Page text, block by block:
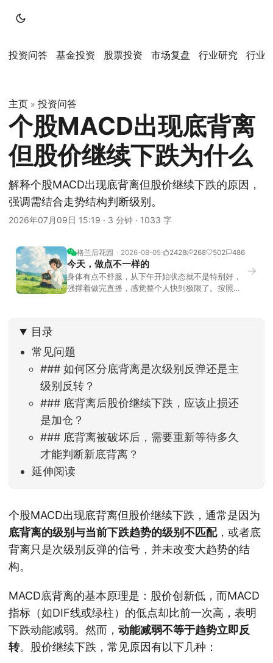
投资问答 基金投资 股票投资 市场复盘 行业研究 行业
主页 » 投资问答
个股MACD出现底背离
但股价继续下跌为什么
解释个股MACD出现底背离但股价继续下跌的原因，
强调需结合走势结构判断级别。
2026年07月09日 15:19 · 3 分钟 · 1033 字
格兰后花园 2026-08-05 2428 268 502 486
今天，做点不一样的
身体有点不舒服，从下午开始状态就不是特别好，
强撑着做完直播，感觉整个人快到极限了。按照平
问的，可以给他点个赞。晚些时候，我会按点赞数
量挑选5个比较
→
目录
常见问题
### 如何区分底背离是次级别反弹还是主
级别反转？
### 底背离后股价继续下跌，应该止损还
是加仓？
### 底背离被破坏后，需要重新等待多久
才能判断新底背离？
延伸阅读
个股MACD出现底背离但股价继续下跌，通常是因为
底背离的级别与当前下跌趋势的级别不匹配，或者底
背离只是次级别反弹的信号，并未改变大趋势的结
构。
MACD底背离的基本原理是：股价创新低，而MACD
指标（如DIF线或绿柱）的低点却比前一次高，表明
下跌动能减弱。然而， 动能减弱不等于趋势立即反
转。股价继续下跌，常见原因有以下几种：